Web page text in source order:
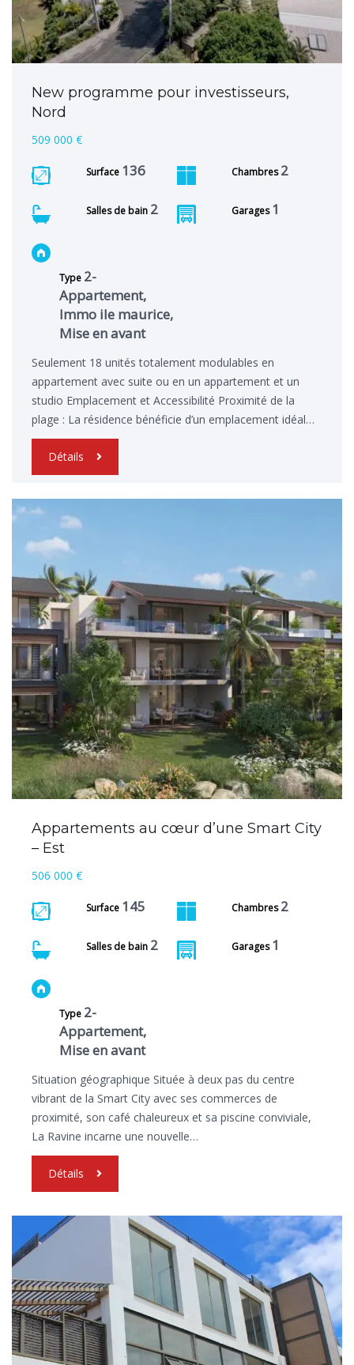
New programme pour investisseurs,
Nord
509 000 €
Surface 136 Chambres 2
Salles de bain 2 Garages 1
Type 2-
Appartement,
Immo ile maurice,
Mise en avant
Seulement 18 unités totalement modulables en
appartement avec suite ou en un appartement et un
studio Emplacement et Accessibilité Proximité de la
plage : La résidence bénéficie d’un emplacement idéal…
Détails
Appartements au cœur d’une Smart City
– Est
506 000 €
Surface 145 Chambres 2
Salles de bain 2 Garages 1
Type 2-
Appartement,
Mise en avant
Situation géographique Située à deux pas du centre
vibrant de la Smart City avec ses commerces de
proximité, son café chaleureux et sa piscine conviviale,
La Ravine incarne une nouvelle…
Détails